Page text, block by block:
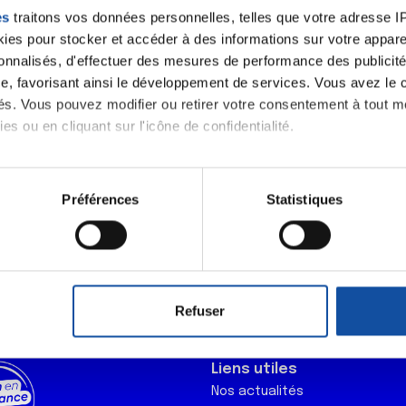
traitons vos données personnelles, telles que votre adresse
pour stocker et accéder à des informations sur votre
d'effectuer des mesures de performance des
favorisant ainsi le développement de services. Vous avez le
Vous pouvez modifier ou retirer votre consentement à tout
ou en cliquant sur l'icône de confidentialité.
également :
sur votre localisation géographique qui peuvent être
de vos données personnelles et définir vos
ou retirer votre consentement à tout moment à partir de la
de publicité et d'analyse, qui peuvent combiner celles-ci
ont collectées lors de votre utilisation de leurs services.
Préférences Statistiques
Refuser
notre
Je souhaite
destination
Liens utiles
Nos actualités